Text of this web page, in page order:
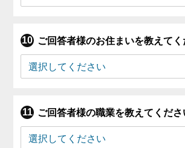
ご回答者様のお住まいを教えてく
ご回答者様の職業を教えてくださ